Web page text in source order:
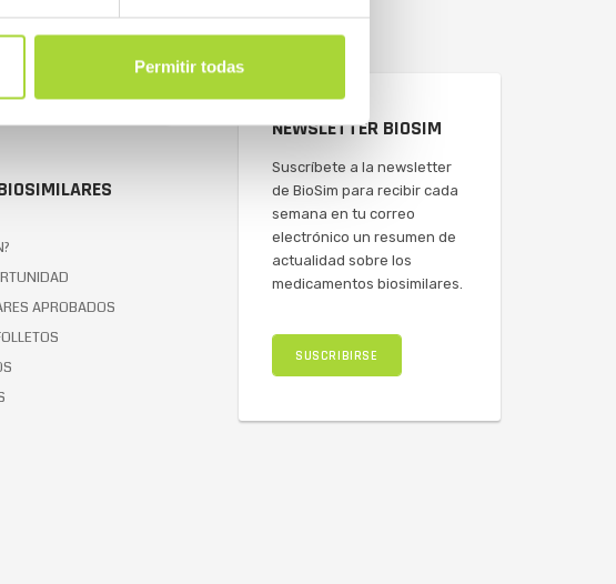
Permitir todas
APROBADOS
NEWSLETTER BIOSIM
Suscríbete a la newsletter
de BioSim para recibir cada
semana en tu correo
electrónico un resumen de
actualidad sobre los
medicamentos biosimilares.
SUSCRIBIRSE